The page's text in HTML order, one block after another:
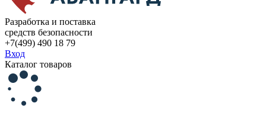
Разработка и поставка
средств безопасности
+7(499) 490 18 79
Вход
Каталог товаров